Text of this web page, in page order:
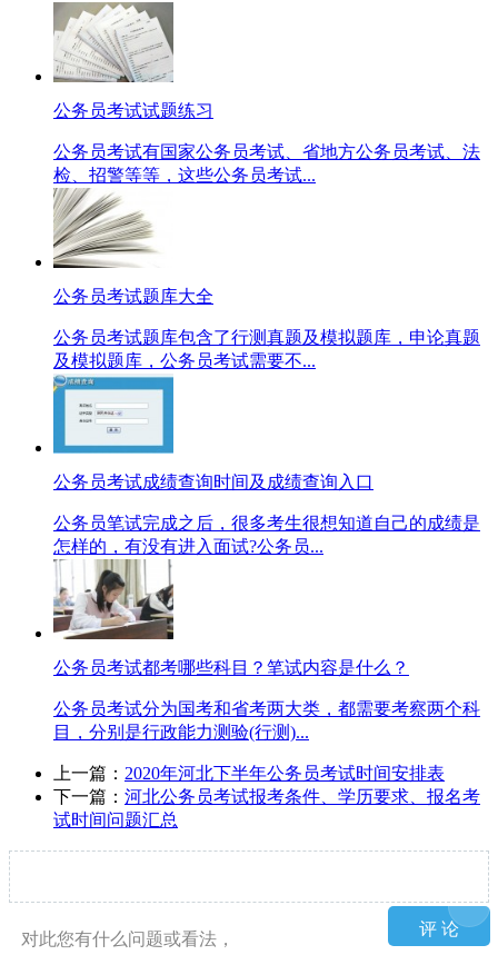
公务员考试试题练习
公务员考试有国家公务员考试、省地方公务员考试、法
检、招警等等，这些公务员考试...
公务员考试题库大全
公务员考试题库包含了行测真题及模拟题库，申论真题
及模拟题库，公务员考试需要不...
公务员考试成绩查询时间及成绩查询入口
公务员笔试完成之后，很多考生很想知道自己的成绩是
怎样的，有没有进入面试?公务员...
公务员考试都考哪些科目？笔试内容是什么？
公务员考试分为国考和省考两大类，都需要考察两个科
目，分别是行政能力测验(行测)...
上一篇： 2020年河北下半年公务员考试时间安排表
下一篇： 河北公务员考试报考条件、学历要求、报名考
试时间问题汇总
对此您有什么问题或看法，